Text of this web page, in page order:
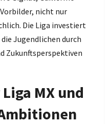
nicht nur
Die Liga investiert
Jugendlichen durch
Zukunftsperspektiven
MX und